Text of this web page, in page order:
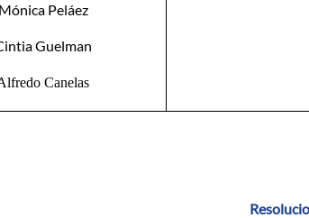
Mónica Peláez
Guelman
Canelas